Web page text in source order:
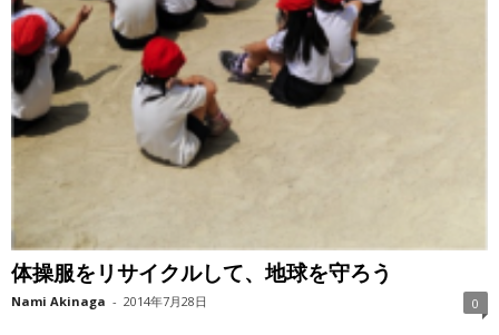
体操服をリサイクルして、地球を守ろう
Nami Akinaga - 2014年7月28日 0